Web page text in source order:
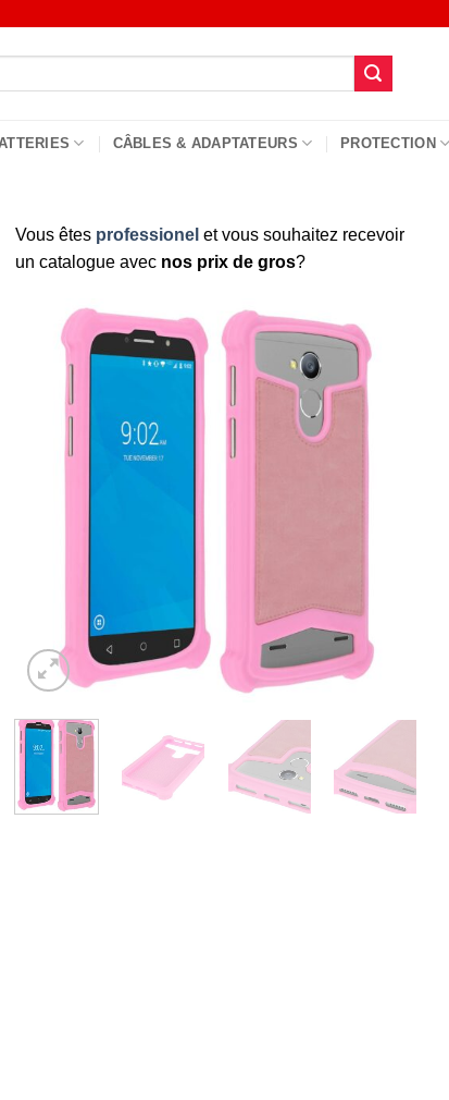
CÂBLES & ADAPTATEURS PROTECTION
Vous êtes professionel et vous souhaitez recevoir
un catalogue avec nos prix de gros?